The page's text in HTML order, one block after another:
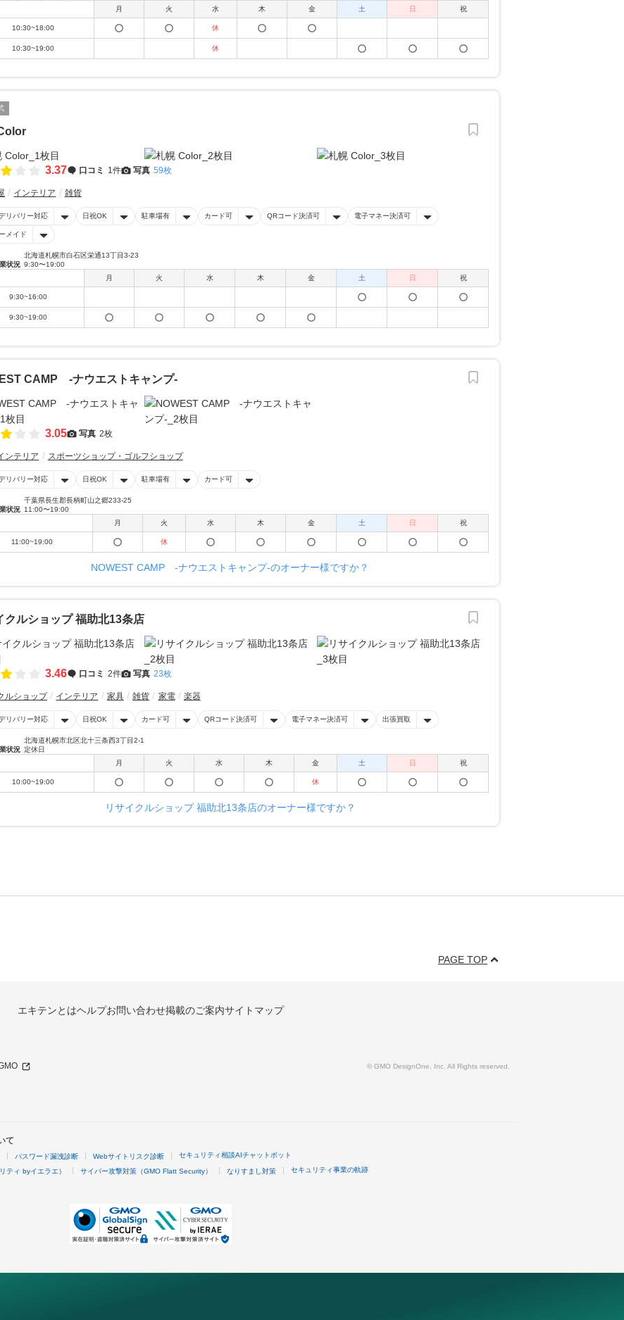
月
火 水 木 金 土 日 祝
10:30~18:00 休
10:30~19:00 休
3.37 口コミ 1件 写真 59枚
インテリア 雑貨
リバリー対応 日祝OK 駐車場有 カード可 QRコード決済可 電子マネー決済可
メイド
北海道札幌市白石区栄通13丁目3-23
状況 9:30〜19:00
月
火 水 木 金 土 日 祝
9:30~16:00
9:30~19:00
CAMP -ナウエストキャンプ-
3.05 写真 2枚
ンテリア スポーツショップ・ゴルフショップ
リバリー対応 日祝OK 駐車場有 カード可
千葉県長生郡長柄町山之郷233-25
状況 11:00〜19:00
月
火 水 木 金 土 日 祝
11:00~19:00 休
NOWEST CAMP -ナウエストキャンプ-のオーナー様ですか？
クルショップ 福助北13条店
3.46 口コミ 2件 写真 23枚
ルショップ インテリア 家具 雑貨 家電 楽器
リバリー対応 日祝OK カード可 QRコード決済可 電子マネー決済可 出張買取
北海道札幌市北区北十三条西3丁目2-1
状況 定休日
月
火 水 木 金 土 日 祝
10:00~19:00 休
リサイクルショップ 福助北13条店のオーナー様ですか？
PAGE TOP
エキテンとはヘルプお問い合わせ掲載のご案内サイトマップ
© GMO DesignOne, Inc. All Rights reserved.
て
パスワード漏洩診断 Webサイトリスク診断 セキュリティ相談AIチャットボット
ティ byイエラエ） サイバー攻撃対策（GMO Flatt Security） なりすまし対策 セキュリティ事業の軌跡